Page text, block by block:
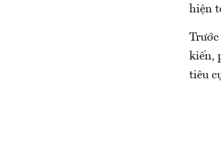
hiện
kiến,
tiêu